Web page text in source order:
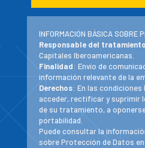
INFORMACIÓN BÁSICA SOBRE
Responsable del tratamiento
Capitales Iberoamericanas.
Finalidad: Envío de
información relevante de la
Derechos: En las condiciones
acceder, rectificar y suprimir
de su tratamiento, a
portabilidad.
Puede consultar la
sobre Protección de Datos